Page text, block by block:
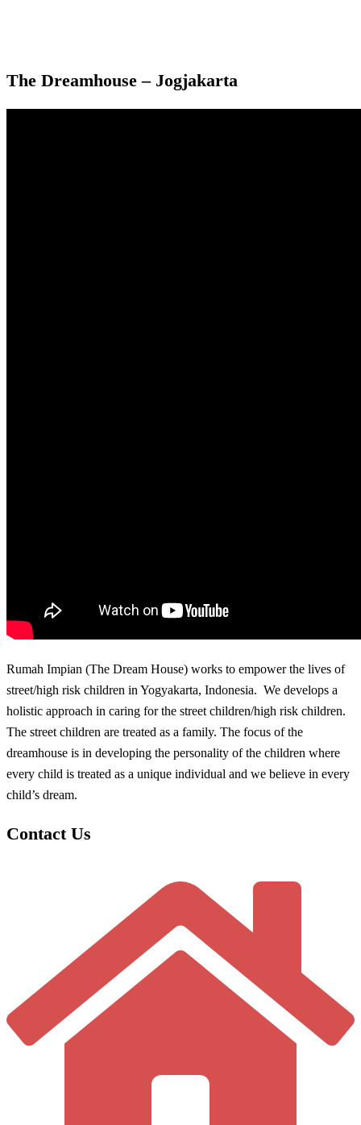
The Dreamhouse – Jogjakarta
Rumah Impian (The Dream House) works to empower the lives of
street/high risk children in Yogyakarta, Indonesia. We develops a
holistic approach in caring for the street children/high risk children.
The street children are treated as a family. The focus of the
dreamhouse is in developing the personality of the children where
every child is treated as a unique individual and we believe in every
child’s dream.
Contact Us